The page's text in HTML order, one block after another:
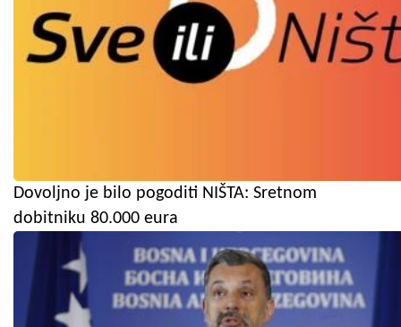
Dovoljno je bilo pogoditi NIŠTA: Sretnom
dobitniku 80.000 eura